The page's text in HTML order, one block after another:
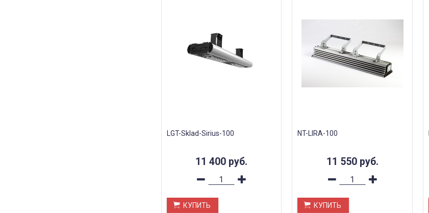
LGT-Sklad-Sirius-100
11 400 руб.
КУПИТЬ
NT-LIRA-100
11 550 руб.
КУПИТЬ